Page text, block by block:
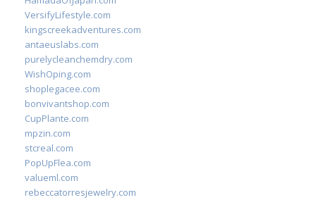
VersifyLifestyle.com
kingscreekadventures.com
antaeuslabs.com
purelycleanchemdry.com
WishOping.com
shoplegacee.com
bonvivantshop.com
CupPlante.com
mpzin.com
stcreal.com
PopUpFlea.com
valueml.com
rebeccatorresjewelry.com